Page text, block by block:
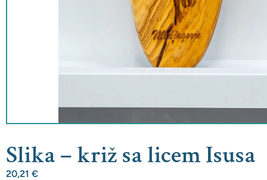
Slika – križ sa licem Isusa
20,21 €